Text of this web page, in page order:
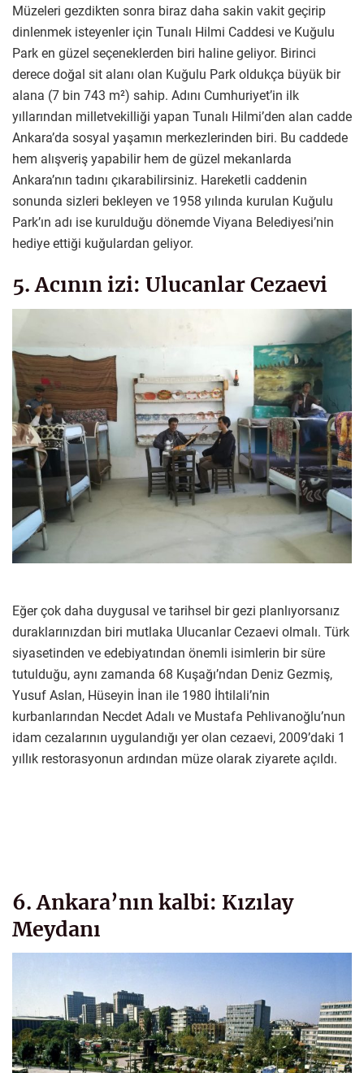
Müzeleri gezdikten sonra biraz daha sakin vakit geçirip
dinlenmek isteyenler için Tunalı Hilmi Caddesi ve Kuğulu
Park en güzel seçeneklerden biri haline geliyor. Birinci
derece doğal sit alanı olan Kuğulu Park oldukça büyük bir
alana (7 bin 743 m²) sahip. Adını Cumhuriyet’in ilk
yıllarından milletvekilliği yapan Tunalı Hilmi’den alan cadde
Ankara’da sosyal yaşamın merkezlerinden biri. Bu caddede
hem alışveriş yapabilir hem de güzel mekanlarda
Ankara’nın tadını çıkarabilirsiniz. Hareketli caddenin
sonunda sizleri bekleyen ve 1958 yılında kurulan Kuğulu
Park’ın adı ise kurulduğu dönemde Viyana Belediyesi’nin
hediye ettiği kuğulardan geliyor.
5. Acının izi: Ulucanlar Cezaevi
Eğer çok daha duygusal ve tarihsel bir gezi planlıyorsanız
duraklarınızdan biri mutlaka Ulucanlar Cezaevi olmalı. Türk
siyasetinden ve edebiyatından önemli isimlerin bir süre
tutulduğu, aynı zamanda 68 Kuşağı’ndan Deniz Gezmiş,
Yusuf Aslan, Hüseyin İnan ile 1980 İhtilali’nin
kurbanlarından Necdet Adalı ve Mustafa Pehlivanoğlu’nun
idam cezalarının uygulandığı yer olan cezaevi, 2009’daki 1
yıllık restorasyonun ardından müze olarak ziyarete açıldı.
6. Ankara’nın kalbi: Kızılay
Meydanı